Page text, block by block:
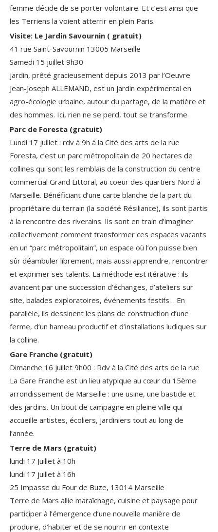
femme décide de se porter volontaire. Et c’est ainsi que
les Terriens la voient atterrir en plein Paris.
Visite: Le Jardin Savournin ( gratuit)
41 rue Saint-Savournin 13005 Marseille
Samedi 15 juillet 9h30
jardin, prêté gracieusement depuis 2013 par l’Oeuvre
Jean-Joseph ALLEMAND, est un jardin expérimental en
agro-écologie urbaine, autour du partage, de la matière et
des hommes. Ici, rien ne se perd, tout se transforme.
Parc de Foresta (gratuit)
Lundi 17 juillet : rdv à 9h à la Cité des arts de la rue
Foresta, c’est un parc métropolitain de 20 hectares de
collines qui sont les remblais de la construction du centre
commercial Grand Littoral, au coeur des quartiers Nord à
Marseille. Bénéficiant d’une carte blanche de la part du
propriétaire du terrain (la société Résiliance), ils sont partis
à la rencontre des riverains. Ils sont en train d’imaginer
collectivement comment transformer ces espaces vacants
en un “parc métropolitain”, un espace où l’on puisse bien
sûr déambuler librement, mais aussi apprendre, rencontrer
et exprimer ses talents. La méthode est itérative : ils
avancent par une succession d’échanges, d’ateliers sur
site, balades exploratoires, événements festifs… En
parallèle, ils dessinent les plans de construction d’une
ferme, d’un hameau productif et d’installations ludiques sur
la colline.
Gare Franche (gratuit)
Dimanche 16 juillet 9h00 : Rdv à la Cité des arts de la rue
La Gare Franche est un lieu atypique au cœur du 15ème
arrondissement de Marseille : une usine, une bastide et
des jardins. Un bout de campagne en pleine ville qui
accueille artistes, écoliers, jardiniers tout au long de
l’année.
Terre de Mars (gratuit)
lundi 17 Juillet à 10h
lundi 17 juillet à 16h
25 Impasse du Four de Buze, 13014 Marseille
Terre de Mars allie maraîchage, cuisine et paysage pour
participer à l’émergence d’une nouvelle manière de
produire, d’habiter et de se nourrir en contexte